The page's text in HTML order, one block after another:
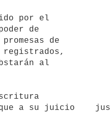
de
de
registrados,
al
que a su juicio